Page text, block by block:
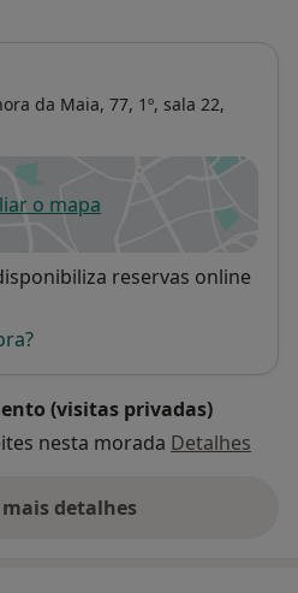
da Maia, 77, 1º, sala 22,
o mapa
abre num novo separador
reservas online
(visitas privadas)
nesta morada Detalhes
detalhes
sobre o endereço